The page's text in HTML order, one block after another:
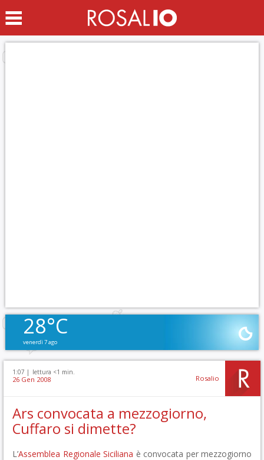
28°C
venerdì 7 ago
1:07 | lettura <1 min.
26 Gen 2008 Rosalio
Ars convocata a mezzogiorno,
Cuffaro si dimette?
L’Assemblea Regionale Siciliana è convocata per mezzogiorno